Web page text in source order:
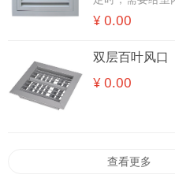
一定的。在夏季
新风来说温度一
量新风混合后，
说，可有效节能。
¥ 0.00
双层百叶风口
¥ 0.00
查看更多